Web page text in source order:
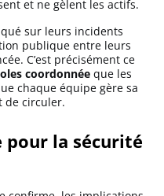
et ne gèlent les actifs.
sur leurs incidents
publique entre leurs
C’est précisément ce
coordonnée que les
chaque équipe gère sa
de circuler.
pour la sécurité